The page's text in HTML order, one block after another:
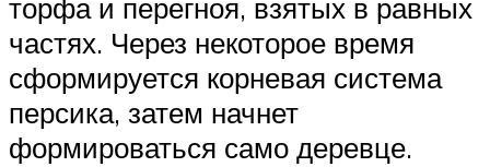
торфа и перегноя, взятых в равных
частях. Через некоторое время
сформируется корневая система
персика, затем начнет
формироваться само деревце.